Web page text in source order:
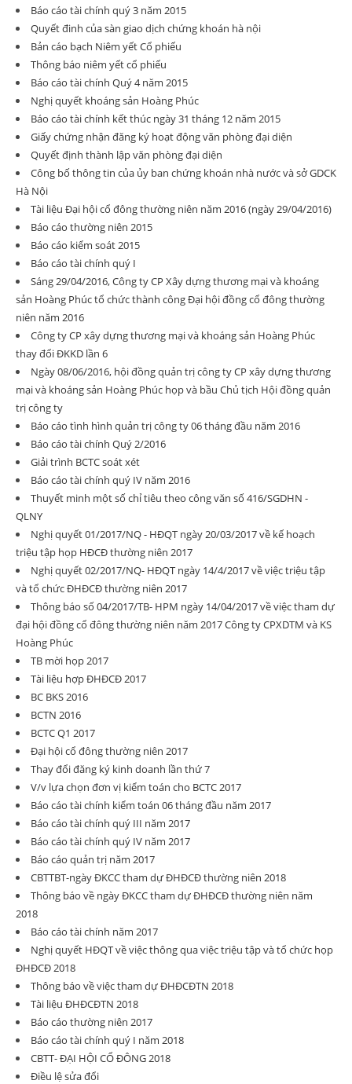
Báo cáo tài chính quý 3 năm 2015
Quyết đinh của sàn giao dịch chứng khoán hà nội
Bản cáo bạch Niêm yết Cổ phiếu
Thông báo niêm yết cổ phiếu
Báo cáo tài chính Quý 4 năm 2015
Nghị quyết khoáng sản Hoàng Phúc
Báo cáo tài chính kết thúc ngày 31 tháng 12 năm 2015
Giấy chứng nhận đăng ký hoạt động văn phòng đại diện
Quyết định thành lập văn phòng đại diện
Công bố thông tin của ủy ban chứng khoán nhà nước và sở GDCK
Hà Nội
Tài liệu Đại hội cổ đông thường niên năm 2016 (ngày 29/04/2016)
Báo cáo thường niên 2015
Báo cáo kiểm soát 2015
Báo cáo tài chính quý I
Sáng 29/04/2016, Công ty CP Xây dựng thương mại và khoáng
sản Hoàng Phúc tổ chức thành công Đại hội đồng cổ đông thường
niên năm 2016
Công ty CP xây dựng thương mại và khoáng sản Hoàng Phúc
thay đổi ĐKKD lần 6
Ngày 08/06/2016, hội đồng quản trị công ty CP xây dựng thương
mại và khoáng sản Hoàng Phúc họp và bầu Chủ tịch Hội đồng quản
trị công ty
Báo cáo tình hình quản trị công ty 06 tháng đầu năm 2016
Báo cáo tài chính Quý 2/2016
Giải trình BCTC soát xét
Báo cáo tài chính quý IV năm 2016
Thuyết minh một số chỉ tiêu theo công văn số 416/SGDHN -
QLNY
Nghị quyết 01/2017/NQ - HĐQT ngày 20/03/2017 về kế hoạch
triệu tập họp HĐCĐ thường niên 2017
Nghị quyết 02/2017/NQ- HĐQT ngày 14/4/2017 về việc triệu tập
và tổ chức ĐHĐCĐ thường niên 2017
Thông báo số 04/2017/TB- HPM ngày 14/04/2017 về việc tham dự
đại hội đồng cổ đông thường niên năm 2017 Công ty CPXDTM và KS
Hoàng Phúc
TB mời họp 2017
Tài liệu hợp ĐHĐCĐ 2017
BC BKS 2016
BCTN 2016
BCTC Q1 2017
Đại hội cổ đông thường niên 2017
Thay đổi đăng ký kinh doanh lần thứ 7
V/v lựa chọn đơn vị kiểm toán cho BCTC 2017
Báo cáo tài chính kiểm toán 06 tháng đầu năm 2017
Báo cáo tài chính quý III năm 2017
Báo cáo tài chính quý IV năm 2017
Báo cáo quản trị năm 2017
CBTTBT-ngày ĐKCC tham dự ĐHĐCĐ thường niên 2018
Thông báo về ngày ĐKCC tham dự ĐHĐCĐ thường niên năm
2018
Báo cáo tài chính năm 2017
Nghị quyết HĐQT về việc thông qua việc triệu tập và tổ chức họp
ĐHĐCĐ 2018
Thông báo về việc tham dự ĐHĐCĐTN 2018
Tài liệu ĐHĐCĐTN 2018
Báo cáo thường niên 2017
Báo cáo tài chính quý I năm 2018
CBTT- ĐẠI HỘI CỔ ĐÔNG 2018
Điều lệ sửa đổi